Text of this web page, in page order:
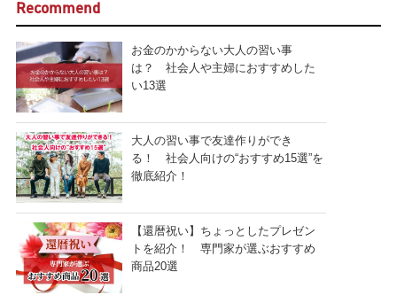
Recommend
お金のかからない大人の習い事
は？ 社会人や主婦におすすめした
い13選
大人の習い事で友達作りができ
る！ 社会人向けの“おすすめ15選”を
徹底紹介！
【還暦祝い】ちょっとしたプレゼン
トを紹介！ 専門家が選ぶおすすめ
商品20選